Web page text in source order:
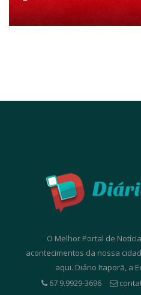
O Melhor Portal de
acontecimentos da nossa
aqui. Diário Itaporã, a
67 9.9929-3696